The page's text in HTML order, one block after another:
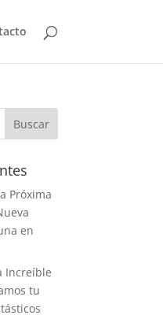
Próxima
en
Increíble
tu